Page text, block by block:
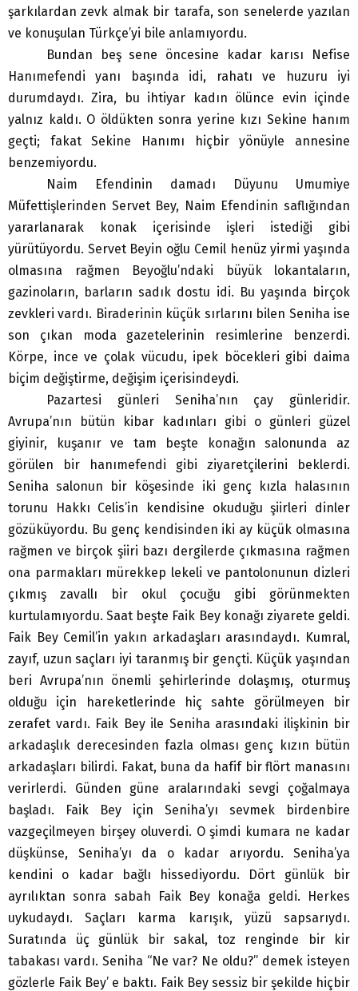
şarkılardan zevk almak bir tarafa, son senelerde yazılan
ve konuşulan Türkçe’yi bile anlamıyordu.
Bundan beş sene öncesine kadar karısı Nefise
Hanımefendi yanı başında idi, rahatı ve huzuru iyi
durumdaydı. Zira, bu ihtiyar kadın ölünce evin içinde
yalnız kaldı. O öldükten sonra yerine kızı Sekine hanım
geçti; fakat Sekine Hanımı hiçbir yönüyle annesine
benzemiyordu.
Naim Efendinin damadı Düyunu Umumiye
Müfettişlerinden Servet Bey, Naim Efendinin saflığından
yararlanarak konak içerisinde işleri istediği gibi
yürütüyordu. Servet Beyin oğlu Cemil henüz yirmi yaşında
olmasına rağmen Beyoğlu’ndaki büyük lokantaların,
gazinoların, barların sadık dostu idi. Bu yaşında birçok
zevkleri vardı. Biraderinin küçük sırlarını bilen Seniha ise
son çıkan moda gazetelerinin resimlerine benzerdi.
Körpe, ince ve çolak vücudu, ipek böcekleri gibi daima
biçim değiştirme, değişim içerisindeydi.
Pazartesi günleri Seniha’nın çay günleridir.
Avrupa’nın bütün kibar kadınları gibi o günleri güzel
giyinir, kuşanır ve tam beşte konağın salonunda az
görülen bir hanımefendi gibi ziyaretçilerini beklerdi.
Seniha salonun bir köşesinde iki genç kızla halasının
torunu Hakkı Celis’in kendisine okuduğu şiirleri dinler
gözüküyordu. Bu genç kendisinden iki ay küçük olmasına
rağmen ve birçok şiiri bazı dergilerde çıkmasına rağmen
ona parmakları mürekkep lekeli ve pantolonunun dizleri
çıkmış zavallı bir okul çocuğu gibi görünmekten
kurtulamıyordu. Saat beşte Faik Bey konağı ziyarete geldi.
Faik Bey Cemil’in yakın arkadaşları arasındaydı. Kumral,
zayıf, uzun saçları iyi taranmış bir gençti. Küçük yaşından
beri Avrupa’nın önemli şehirlerinde dolaşmış, oturmuş
olduğu için hareketlerinde hiç sahte görülmeyen bir
zerafet vardı. Faik Bey ile Seniha arasındaki ilişkinin bir
arkadaşlık derecesinden fazla olması genç kızın bütün
arkadaşları bilirdi. Fakat, buna da hafif bir flört manasını
verirlerdi. Günden güne aralarındaki sevgi çoğalmaya
başladı. Faik Bey için Seniha’yı sevmek birdenbire
vazgeçilmeyen birşey oluverdi. O şimdi kumara ne kadar
düşkünse, Seniha’yı da o kadar arıyordu. Seniha’ya
kendini o kadar bağlı hissediyordu. Dört günlük bir
ayrılıktan sonra sabah Faik Bey konağa geldi. Herkes
uykudaydı. Saçları karma karışık, yüzü sapsarıydı.
Suratında üç günlük bir sakal, toz renginde bir kir
tabakası vardı. Seniha “Ne var? Ne oldu?” demek isteyen
gözlerle Faik Bey’ e baktı. Faik Bey sessiz bir şekilde hiçbir